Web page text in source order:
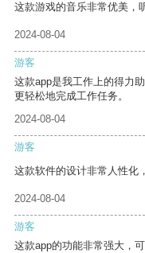
这款游戏的音乐非常优美，
2024-08-04
游客
这款app是我工作上的得力
更轻松地完成工作任务。
2024-08-04
游客
这款软件的设计非常人性化
2024-08-04
游客
这款app的功能非常强大，